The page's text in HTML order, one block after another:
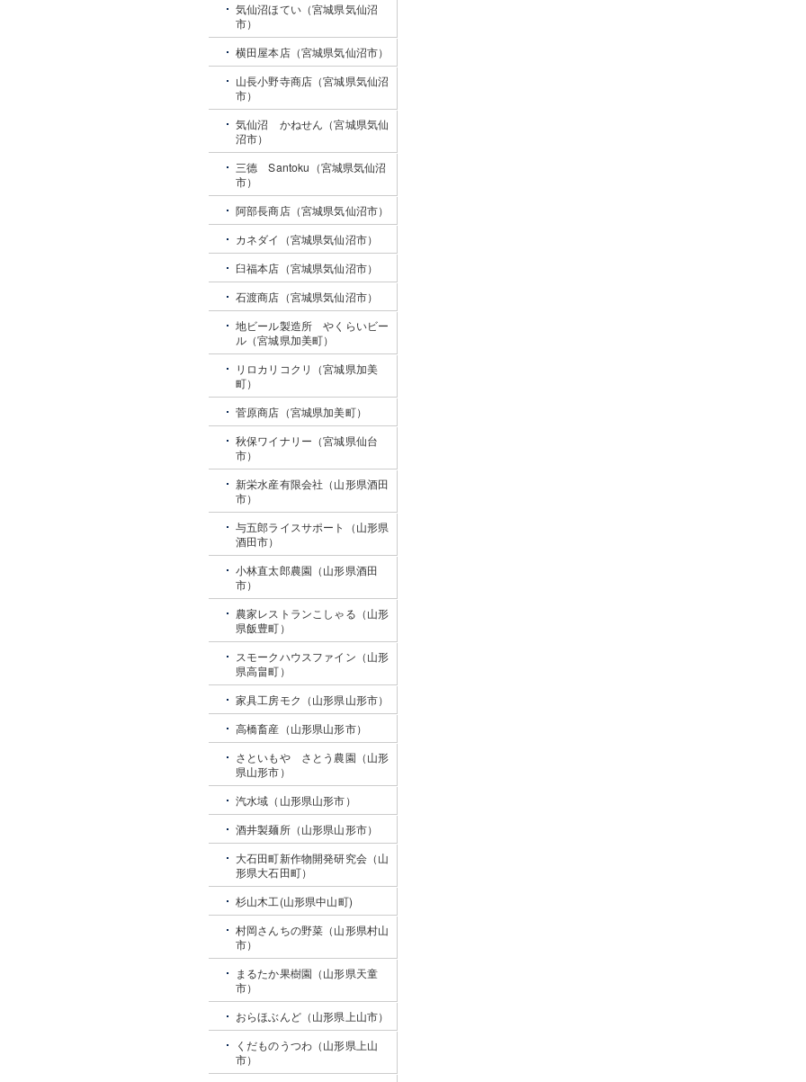
気仙沼ほてい（宮城県気仙沼
市）
横田屋本店（宮城県気仙沼市）
山長小野寺商店（宮城県気仙沼
市）
気仙沼 かねせん（宮城県気仙
沼市）
三德 Santoku（宮城県気仙沼
市）
阿部長商店（宮城県気仙沼市）
カネダイ（宮城県気仙沼市）
臼福本店（宮城県気仙沼市）
石渡商店（宮城県気仙沼市）
地ビール製造所 やくらいビー
ル（宮城県加美町）
リロカリコクリ（宮城県加美
町）
菅原商店（宮城県加美町）
秋保ワイナリー（宮城県仙台
市）
新栄水産有限会社（山形県酒田
市）
与五郎ライスサポート（山形県
酒田市）
小林直太郎農園（山形県酒田
市）
農家レストランこしゃる（山形
県飯豊町）
スモークハウスファイン（山形
県高畠町）
家具工房モク（山形県山形市）
高橋畜産（山形県山形市）
さといもや さとう農園（山形
県山形市）
汽水域（山形県山形市）
酒井製麺所（山形県山形市）
大石田町新作物開発研究会（山
形県大石田町）
杉山木工(山形県中山町)
村岡さんちの野菜（山形県村山
市）
まるたか果樹園（山形県天童
市）
おらほぶんど（山形県上山市）
くだものうつわ（山形県上山
市）